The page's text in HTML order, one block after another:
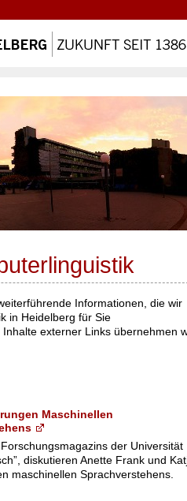
Informationen, die wir
in Heidelberg für Sie
externer Links übernehmen
Maschinellen
der Universität
diskutieren Anette Frank und
maschinellen Sprachverstehens.